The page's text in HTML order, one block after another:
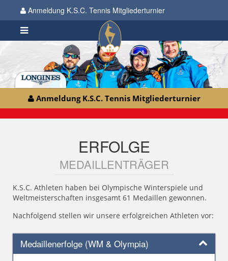
Anmeldung K.S.C. Tennis Mitgliederturnier
Anmeldung K.S.C. Tennis Mitgliederturnier
ERFOLGE
MEDAILLENTRÄGER
K.S.C. Athleten haben bei Olympische Winterspiele und
Weltmeisterschaften insgesamt 61 Medaillen gewonnen.
Nachfolgend stellen wir unsere erfolgreichen Athleten vor:
Medaillenerfolge (WM & Olympia)